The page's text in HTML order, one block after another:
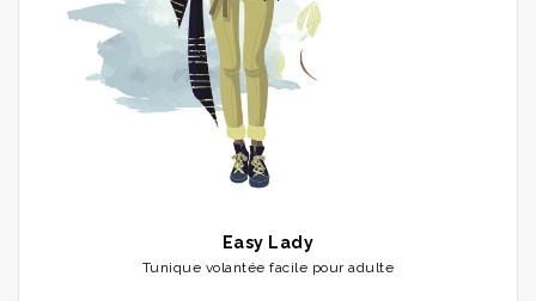
Easy Lady
Tunique volantée facile pour adulte